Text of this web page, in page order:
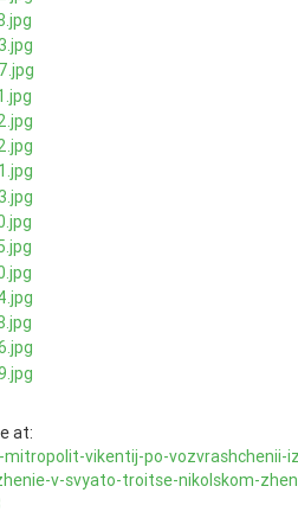
at:
vikentij-po-vozvrashchenii-
v-svyato-troitse-nikolskom-